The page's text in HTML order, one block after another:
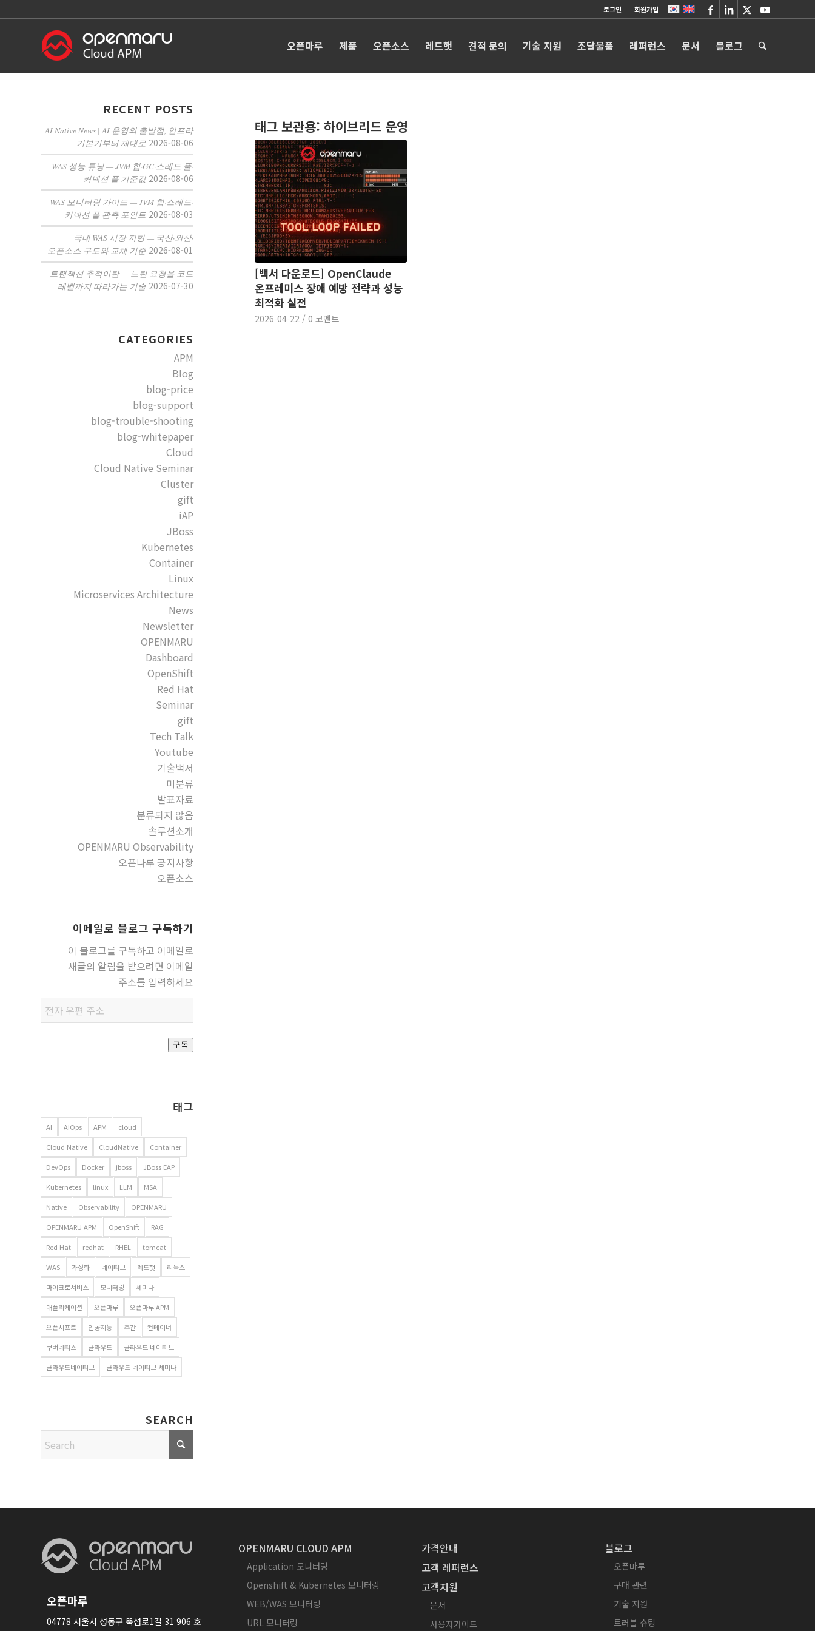
로그인 회원가입
오픈마루 제품 오픈소스 레드햇 견적 문의 기술 지원 조달물품 레퍼런스 문서 블로그
태그 보관용: 하이브리드 운영
[백서 다운로드] OpenClaude
온프레미스 장애 예방 전략과 성능
최적화 실전
2026-04-22 / 0 코멘트
RECENT POSTS
AI Native News | AI 운영의 출발점, 인프라
기본기부터 제대로 2026-08-06
WAS 성능 튜닝 — JVM 힙·GC·스레드 풀·
커넥션 풀 기준값 2026-08-06
WAS 모니터링 가이드 — JVM 힙·스레드·
커넥션 풀 관측 포인트 2026-08-03
국내 WAS 시장 지형 — 국산·외산·
오픈소스 구도와 교체 기준 2026-08-01
트랜잭션 추적이란 — 느린 요청을 코드
레벨까지 따라가는 기술 2026-07-30
CATEGORIES
APM
Blog
blog-price
blog-support
blog-trouble-shooting
blog-whitepaper
Cloud
Cloud Native Seminar
Cluster
gift
iAP
JBoss
Kubernetes
Container
Linux
Microservices Architecture
News
Newsletter
OPENMARU
Dashboard
OpenShift
Red Hat
Seminar
gift
Tech Talk
Youtube
기술백서
미분류
발표자료
분류되지 않음
솔루션소개
OPENMARU Observability
오픈나루 공지사항
오픈소스
이메일로 블로그 구독하기
이 블로그를 구독하고 이메일로
새글의 알림을 받으려면 이메일
주소를 입력하세요
우편
주소
구독
태그
AI AIOps APM cloud
Cloud Native CloudNative Container
DevOps Docker jboss JBoss EAP
Kubernetes linux LLM MSA
Native Observability OPENMARU
OPENMARU APM OpenShift RAG
Red Hat redhat RHEL tomcat
WAS 가상화 네이티브 레드햇 리눅스
마이크로서비스 모니터링 세미나
애플리케이션 오픈마루 오픈마루 APM
오픈시프트 인공지능 주간 컨테이너
쿠버네티스 클라우드 클라우드 네이티브
클라우드네이티브 클라우드 네이티브 세미나
SEARCH
오픈마루
04778 서울시 성동구 뚝섬로1길 31 906 호
OPENMARU CLOUD APM
Application 모니터링
Openshift & Kubernetes 모니터링
WEB/WAS 모니터링
URL 모니터링
가격안내
고객 레퍼런스
고객지원
문서
사용자가이드
블로그
오픈마루
구매 관련
기술 지원
트러블 슈팅